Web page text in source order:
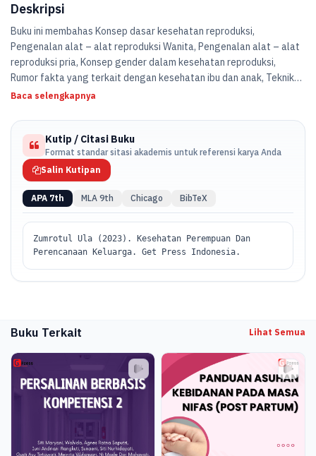
Deskripsi
Buku ini membahas Konsep dasar kesehatan reproduksi,
Pengenalan alat – alat reproduksi Wanita, Pengenalan alat – alat
reproduksi pria, Konsep gender dalam kesehatan reproduksi,
Rumor fakta yang terkait dengan kesehatan ibu dan anak, Teknik
pelayanan alat kontrasepsi, Program KIE dalam pelayanan KB,
Pelayanan kontrasepsi dengan berbagai metode, Cara pembinaan
akseptor fidia, Deteksi dini komplikasi permasalahan Kesehatan
reproduksi.
Baca selengkapnya
Kutip / Citasi Buku
Format standar sitasi akademis untuk referensi karya Anda
Salin Kutipan
APA 7th MLA 9th Chicago BibTeX
Zumrotul Ula (2023). Kesehatan Perempuan Dan
Perencanaan Keluarga. Get Press Indonesia.
Buku Terkait Lihat Semua